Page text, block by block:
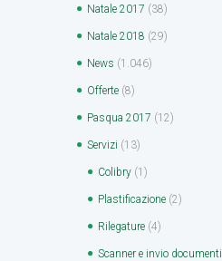
Natale 2017 (38)
Natale 2018 (29)
News (1.046)
Offerte (8)
Pasqua 2017 (12)
Servizi (13)
Colibry (1)
Plastificazione (2)
Rilegature (4)
Scanner e invio documenti